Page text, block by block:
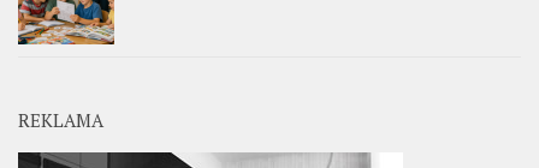
REKLAMA